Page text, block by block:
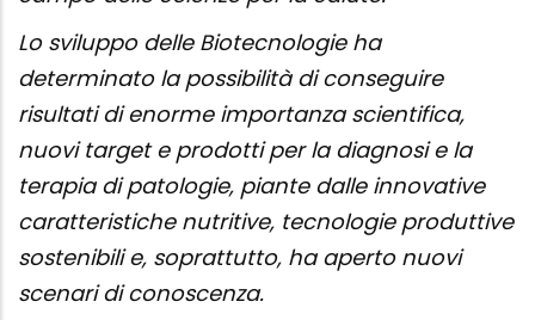
Lo sviluppo delle Biotecnologie ha
determinato la possibilità di conseguire
risultati di enorme importanza scientifica,
nuovi target e prodotti per la diagnosi e la
terapia di patologie, piante dalle innovative
caratteristiche nutritive, tecnologie produttive
sostenibili e, soprattutto, ha aperto nuovi
scenari di conoscenza.